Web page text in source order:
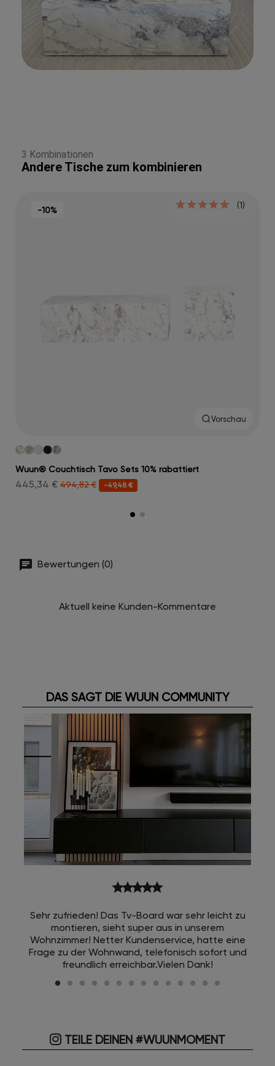
3 Kombinationen
Andere Tische zum kombinieren
-10%
Vorschau
Wuun® Couchtisch Tavo Sets 10% rabattiert
445,34 € 494,82 € -49,48 €
(1)
Bewertungen (0)
Aktuell keine Kunden-Kommentare
DAS SAGT DIE WUUN COMMUNITY
starstarstarstarstar
Sehr zufrieden! Das Tv-Board war sehr leicht zu
montieren, sieht super aus in unserem
Wohnzimmer! Netter Kundenservice, hatte eine
Frage zu der Wohnwand, telefonisch sofort und
freundlich erreichbar.Vielen Dank!
TEILE DEINEN #WUUNMOMENT